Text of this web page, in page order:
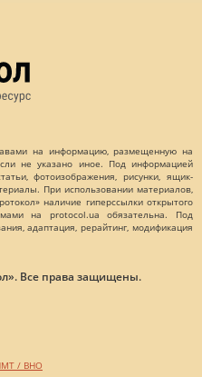
на информацию, размещенную на
не указано иное. Под информацией
фотоизображения, рисунки, ящик-
При использовании материалов,
наличие гиперссылки открытого
на protocol.ua обязательна. Под
адаптация, рерайтинг, модификация
Все права защищены.
/ ВНО